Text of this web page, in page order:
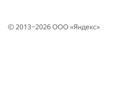
© 2013–2026 ООО «Яндекс»